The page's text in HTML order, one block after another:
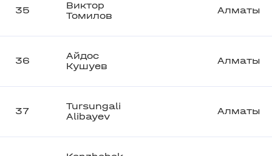
35
Виктор
Томилов
Алматы
36
Айдос
Кушуев
Алматы
37
Tursungali
Alibayev
Алматы